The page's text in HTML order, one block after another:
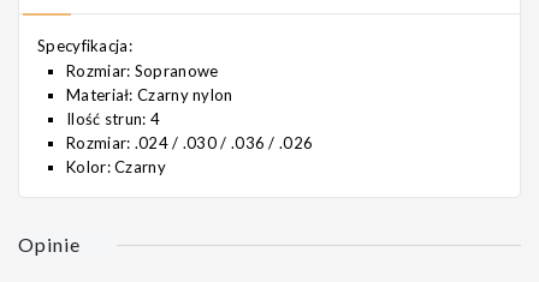
Specyfikacja:
Rozmiar: Sopranowe
Materiał: Czarny nylon
Ilość strun: 4
Rozmiar: .024 / .030 / .036 / .026
Kolor: Czarny
Opinie